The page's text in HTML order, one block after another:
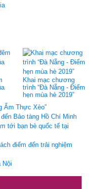
Khai mạc chương
trình “Đà Nẵng - Điểm
hẹn mùa hè 2019”
Ẩm Thực Xèo”
Bảo tàng Hồ Chí Minh
tới bạn bè quốc tế tại
điểm đến trải nghiệm
Nội